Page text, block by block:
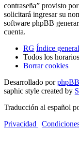
contraseña” provisto
solicitará ingresar su
software phpBB
cuenta.
RG Índice general
Todos los
Borrar cookies
Desarrollado porphpBB
saphic style created by
Traducción al español
Privacidad |